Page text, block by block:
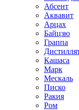
Абсент
Аквавит
Арцах
Байцзю
Граппа
Кашаса
Марк
Мескаль
Писко
Ракия
Ром